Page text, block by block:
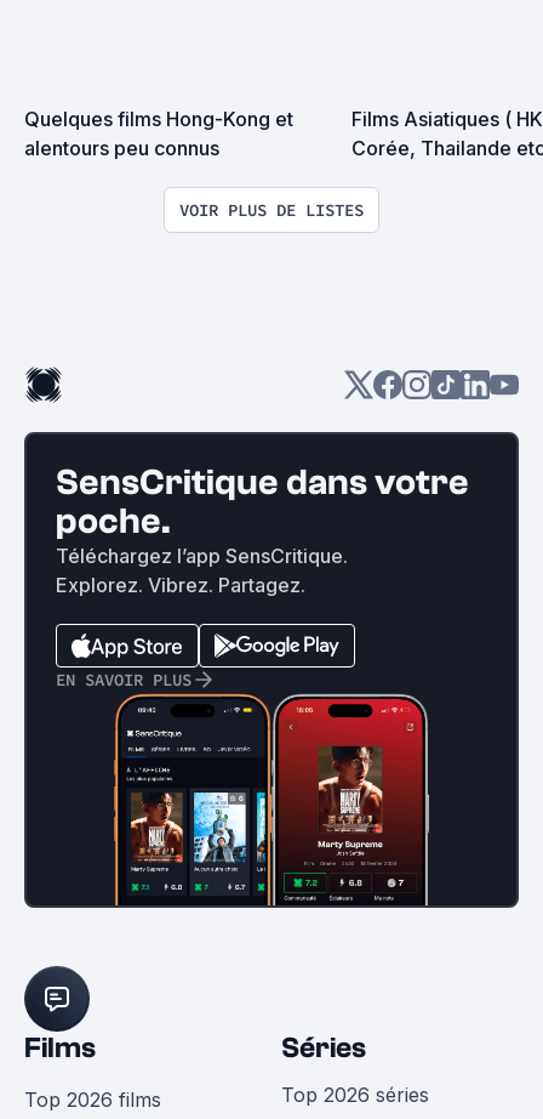
Quelques films Hong-Kong et
alentours peu connus
Films Asiatiques (
Corée, Thailande
VOIR PLUS DE LISTES
SensCritique dans votre
poche.
Téléchargez l’app SensCritique.
Explorez. Vibrez. Partagez.
EN SAVOIR PLUS
Films
Top 2026 films
Séries
Top 2026 séries